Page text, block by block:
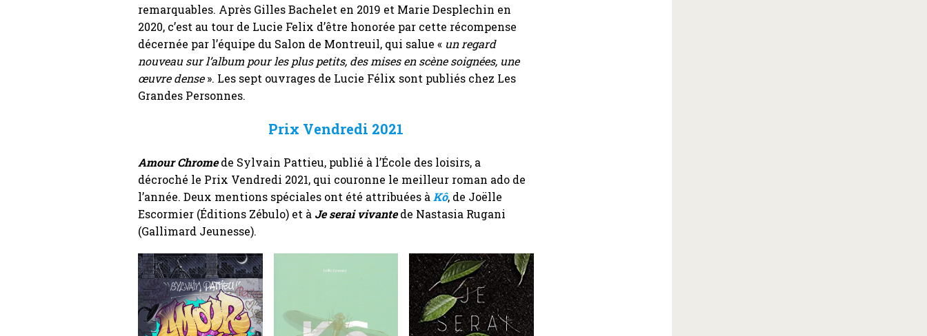
remarquables. Après Gilles Bachelet en 2019 et Marie Desplechin en
2020, c’est au tour de Lucie Felix d’être honorée par cette récompense
décernée par l’équipe du Salon de Montreuil, qui salue « un regard
nouveau sur l’album pour les plus petits, des mises en scène soignées, une
œuvre dense». Les sept ouvrages de Lucie Félix sont publiés chez Les
Grandes Personnes.
Prix Vendredi 2021
Amour Chromede Sylvain Pattieu, publié à l’École des loisirs, a
décroché le Prix Vendredi 2021, qui couronne le meilleur roman ado de
l’année. Deux mentions spéciales ont été attribuées àKô, de Joëlle
Escormier (Éditions Zébulo) et à Je serai vivante de Nastasia Rugani
(Gallimard Jeunesse).